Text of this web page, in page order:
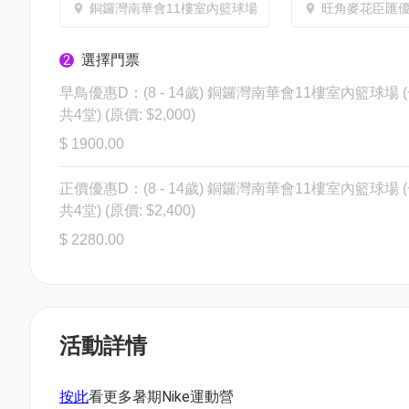
銅鑼灣南華會11樓室內籃球場
旺角麥花臣匯
2 選擇門票
早鳥優惠D：(8 - 14歲) 銅鑼灣南華會11樓室內籃球場
共4堂) (原價: $2,000)
$ 1900.00
正價優惠D：(8 - 14歲) 銅鑼灣南華會11樓室內籃球場
共4堂) (原價: $2,400)
$ 2280.00
活動詳情
按此看更多暑期Nike運動營